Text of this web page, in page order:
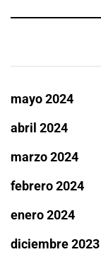
mayo 2024
abril 2024
marzo 2024
febrero 2024
enero 2024
diciembre 2023